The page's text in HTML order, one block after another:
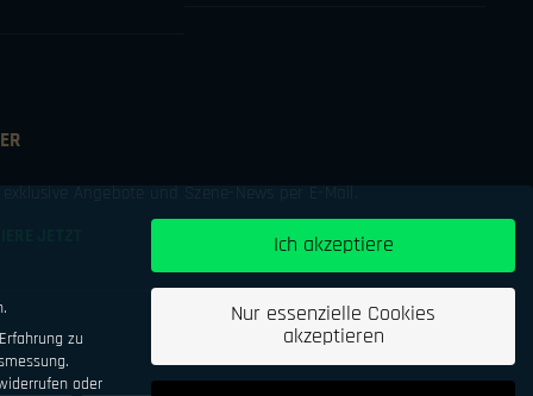
zu
oder
Ich akzeptiere
Nur essenzielle Cookies
akzeptieren